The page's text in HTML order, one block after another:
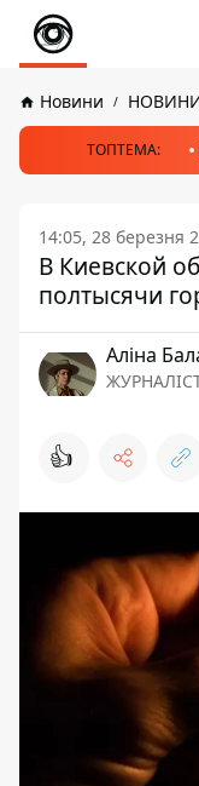
Новини
ТОПТЕМА:
14:05, 28 березня
В Киевской
полтысячи
Аліна
👍